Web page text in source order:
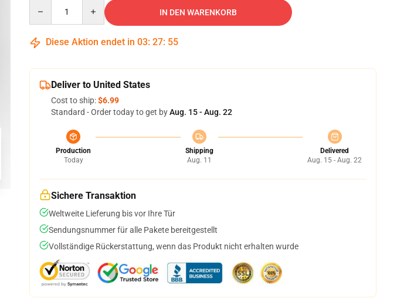
IN DEN WARENKORB
Diese Aktion endet in 03: 27: 55
Deliver to United States
Cost to ship:$6.99
Standard - Order today to get byAug. 15 - Aug. 22
Production
Today
Shipping
Aug. 11
Delivered
Aug. 15 - Aug. 22
Sichere Transaktion
Weltweite Lieferung bis vor Ihre Tür
Sendungsnummer für alle Pakete bereitgestellt
Vollständige Rückerstattung, wenn das Produkt nicht erhalten wurde